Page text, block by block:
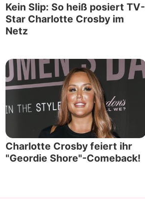
Kein Slip: So heiß posiert TV-
Star Charlotte Crosby im
Netz
Charlotte Crosby feiert ihr
"Geordie Shore"-Comeback!